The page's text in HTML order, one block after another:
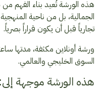
هذه الورشة تُعيد بناء الفهم
الجمالية، بل من ناحية
تجارياً قبل أن يكون قراراً بصرياً.
ورشة أونلاين مكثفة، مدتها
السوق الخليجي والعالمي.
هذه الورشة موجهة إلى: